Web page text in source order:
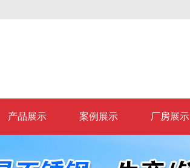
产品展示 案例展示 厂房展示